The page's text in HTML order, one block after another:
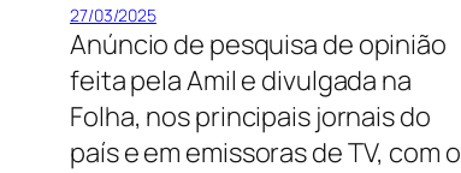
27/03/2025
Anúncio de pesquisa de opinião
feita pela Amil e divulgada na
Folha, nos principais jornais do
país e em emissoras de TV, com o